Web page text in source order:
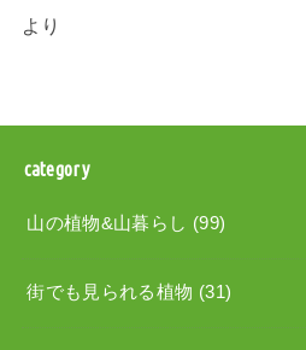
より
category
山の植物&山暮らし (99)
街でも見られる植物 (31)